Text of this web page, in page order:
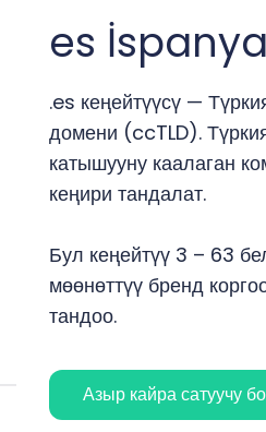
es İspanya
.es кеңейтүүсү —
домени (ccTLD).
катышууну каалаган
кеңири тандалат.
Бул кеңейтүү 3 – 63
мөөнөттүү бренд
тандоо.
Азыр кайра сатуучу